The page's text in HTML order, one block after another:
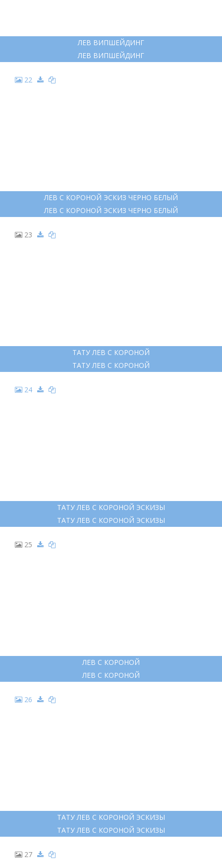
ЛЕВ ВИПШЕЙДИНГ
ЛЕВ ВИПШЕЙДИНГ
22
ЛЕВ С КОРОНОЙ ЭСКИЗ ЧЕРНО БЕЛЫЙ
ЛЕВ С КОРОНОЙ ЭСКИЗ ЧЕРНО БЕЛЫЙ
23
ТАТУ ЛЕВ С КОРОНОЙ
ТАТУ ЛЕВ С КОРОНОЙ
24
ТАТУ ЛЕВ С КОРОНОЙ ЭСКИЗЫ
ТАТУ ЛЕВ С КОРОНОЙ ЭСКИЗЫ
25
ЛЕВ С КОРОНОЙ
ЛЕВ С КОРОНОЙ
26
ТАТУ ЛЕВ С КОРОНОЙ ЭСКИЗЫ
ТАТУ ЛЕВ С КОРОНОЙ ЭСКИЗЫ
27